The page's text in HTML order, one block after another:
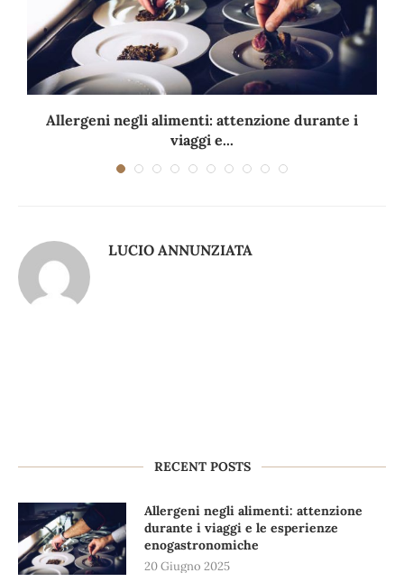
Allergeni negli alimenti: attenzione durante i
viaggi e...
LUCIO ANNUNZIATA
RECENT POSTS
Allergeni negli alimenti: attenzione
durante i viaggi e le esperienze
enogastronomiche
20 Giugno 2025